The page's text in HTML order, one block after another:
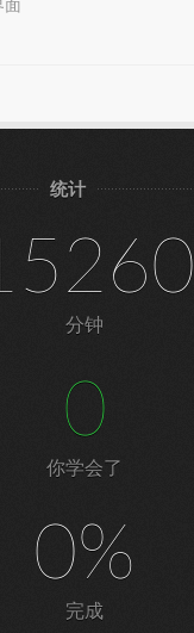
统计
分钟
0
你学会了
0%
完成